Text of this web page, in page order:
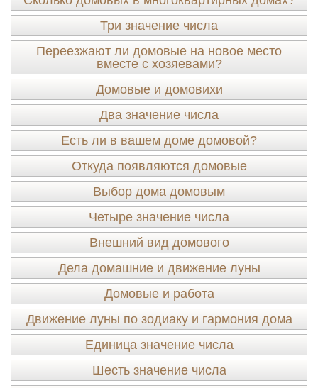
Три значение числа
Переезжают ли домовые на новое место
вместе с хозяевами?
Домовые и домовихи
Два значение числа
Есть ли в вашем доме домовой?
Откуда появляются домовые
Выбор дома домовым
Четыре значение числа
Внешний вид домового
Дела домашние и движение луны
Домовые и работа
Движение луны по зодиаку и гармония дома
Единица значение числа
Шесть значение числа